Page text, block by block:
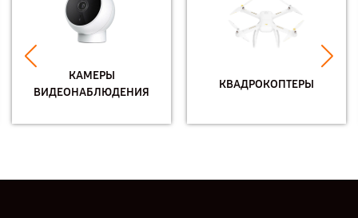
КАМЕРЫ
ВИДЕОНАБЛЮДЕНИЯ
КВАДРОКОПТЕРЫ